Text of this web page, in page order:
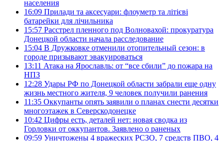
населения
16:09 Прилади та аксесуари: флоуметр та літієві
батарейки для лічильника
15:57 Расстрел пленного под Волновахой: прокуратура
Донецкой области начала расследование
15:04 В Дружковке отменили отопительный сезон: в
городе призывают эвакуироваться
13:11 Атака на Ярославль: от “все сбили” до пожара на
НПЗ
12:28 Удары РФ по Донецкой области забрали еще одну
жизнь местного жителя, 9 человек получили ранения
11:35 Оккупанты опять заявили о планах снести десятки
многоэтажек в Северскодонецке
10:42 Цифры есть, деталей нет: новая сводка из
Горловки от оккупантов. Заявлено о раненых
09:59 Уничтожены 4 вражеских РСЗО, 7 средств ПВО, 4